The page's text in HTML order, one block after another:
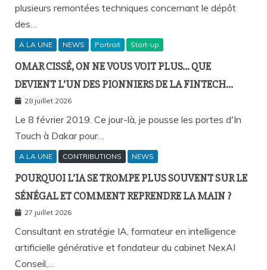
plusieurs remontées techniques concernant le dépôt
des…
A LA UNE NEWS Portrait Start-up
OMAR CISSÉ, ON NE VOUS VOIT PLUS… QUE
DEVIENT L’UN DES PIONNIERS DE LA FINTECH
SÉNÉGALAISE ?
28 juillet 2026
Le 8 février 2019. Ce jour-là, je pousse les portes d'In
Touch à Dakar pour…
A LA UNE CONTRIBUTIONS NEWS
POURQUOI L’IA SE TROMPE PLUS SOUVENT SUR LE
SÉNÉGAL ET COMMENT REPRENDRE LA MAIN ?
27 juillet 2026
Consultant en stratégie IA, formateur en intelligence
artificielle générative et fondateur du cabinet NexAI
Conseil,…